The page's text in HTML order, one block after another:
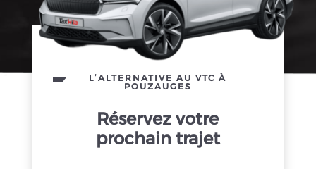
L’ALTERNATIVE AU VTC À
POUZAUGES
Réservez votre
prochain trajet